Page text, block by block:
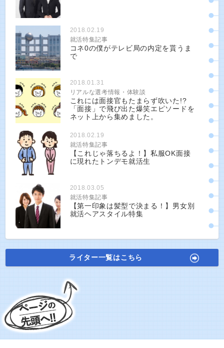
2018.02.19
就活特集記事
コネ0の僕がテレビ局の内定を貰うま
で
2018.01.31
リアルな選考情報・体験談
これには面接官もたまらず吹いた!?
「面接」で飛び出た爆笑エピソードを
ネット上から集めました。
2018.02.19
就活特集記事
【これじゃ落ちるよ！】私服OK面接
に現れたトンデモ就活生
2018.03.05
就活特集記事
【第一印象は髪型で決まる！】男女別
就活ヘアスタイル特集
ライター一覧はこちら